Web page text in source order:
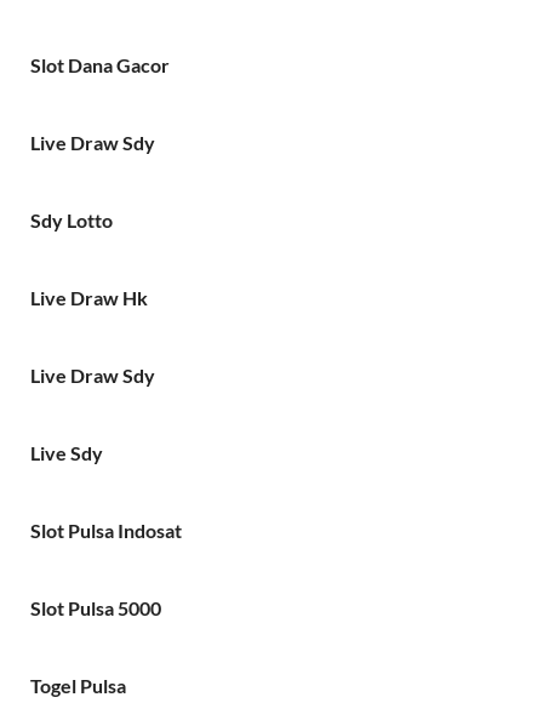
Slot Dana Gacor
Live Draw Sdy
Sdy Lotto
Live Draw Hk
Live Draw Sdy
Live Sdy
Slot Pulsa Indosat
Slot Pulsa 5000
Togel Pulsa